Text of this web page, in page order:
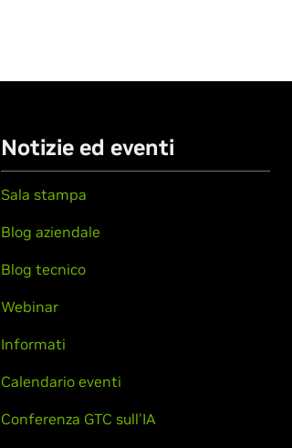
Notizie ed eventi
Sala stampa
Blog aziendale
Blog tecnico
Webinar
Informati
Calendario eventi
Conferenza GTC sull'IA